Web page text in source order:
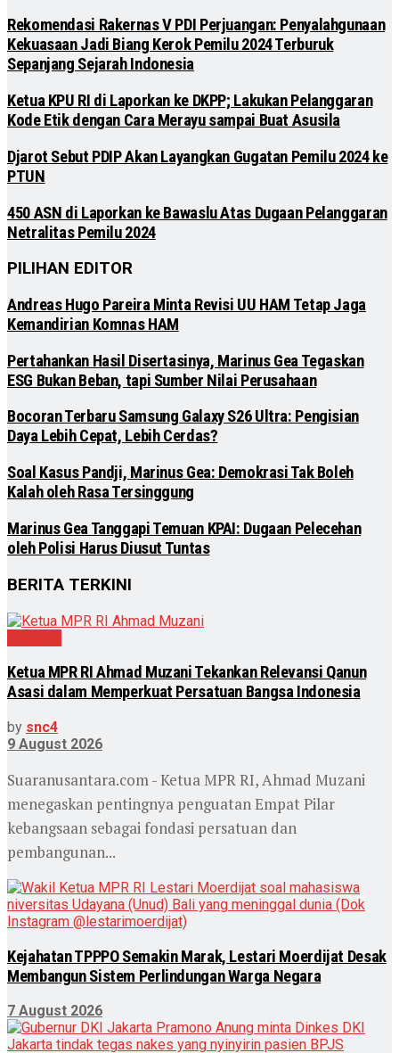
Rekomendasi Rakernas V PDI Perjuangan: Penyalahgunaan
Kekuasaan Jadi Biang Kerok Pemilu 2024 Terburuk
Sepanjang Sejarah Indonesia
Ketua KPU RI di Laporkan ke DKPP; Lakukan Pelanggaran
Kode Etik dengan Cara Merayu sampai Buat Asusila
Djarot Sebut PDIP Akan Layangkan Gugatan Pemilu 2024 ke
PTUN
450 ASN di Laporkan ke Bawaslu Atas Dugaan Pelanggaran
Netralitas Pemilu 2024
PILIHAN EDITOR
Andreas Hugo Pareira Minta Revisi UU HAM Tetap Jaga
Kemandirian Komnas HAM
Pertahankan Hasil Disertasinya, Marinus Gea Tegaskan
ESG Bukan Beban, tapi Sumber Nilai Perusahaan
Bocoran Terbaru Samsung Galaxy S26 Ultra: Pengisian
Daya Lebih Cepat, Lebih Cerdas?
Soal Kasus Pandji, Marinus Gea: Demokrasi Tak Boleh
Kalah oleh Rasa Tersinggung
Marinus Gea Tanggapi Temuan KPAI: Dugaan Pelecehan
oleh Polisi Harus Diusut Tuntas
BERITA TERKINI
Ketua MPR RI Ahmad Muzani Tekankan Relevansi Qanun
Asasi dalam Memperkuat Persatuan Bangsa Indonesia
by snc4
9 August 2026
Suaranusantara.com - Ketua MPR RI, Ahmad Muzani
menegaskan pentingnya penguatan Empat Pilar
kebangsaan sebagai fondasi persatuan dan
pembangunan...
Kejahatan TPPPO Semakin Marak, Lestari Moerdijat Desak
Membangun Sistem Perlindungan Warga Negara
7 August 2026